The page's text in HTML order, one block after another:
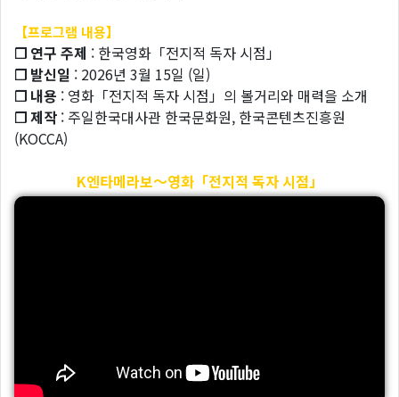
【프로그램 내용】
❐ 연구 주제 : 한국영화「전지적 독자 시점」
❐ 발신일 : 2026년 3월 15일 (일)
❐ 내용 : 영화「전지적 독자 시점」의 볼거리와 매력을 소개
❐ 제작 : 주일한국대사관 한국문화원, 한국콘텐츠진흥원
(KOCCA)
K엔타메라보～영화「전지적 독자 시점」